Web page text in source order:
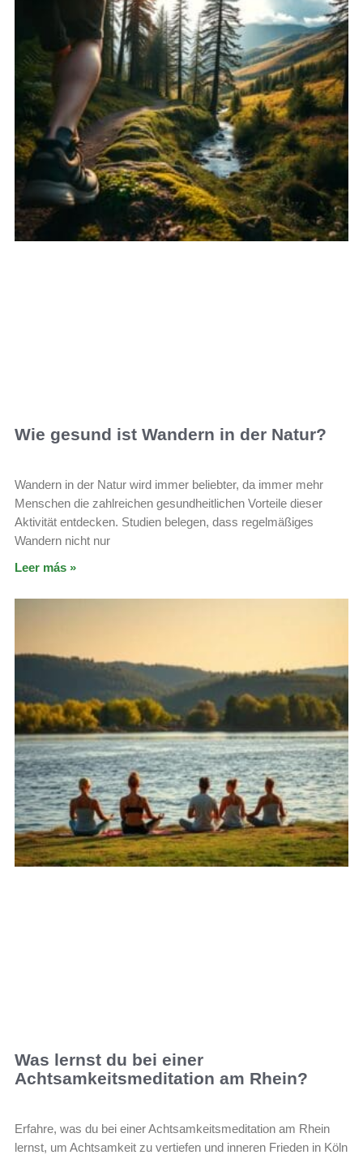
Wie gesund ist Wandern in der Natur?
Wandern in der Natur wird immer beliebter, da immer mehr
Menschen die zahlreichen gesundheitlichen Vorteile dieser
Aktivität entdecken. Studien belegen, dass regelmäßiges
Wandern nicht nur
Leer más »
Was lernst du bei einer
Achtsamkeitsmeditation am Rhein?
Erfahre, was du bei einer Achtsamkeitsmeditation am Rhein
lernst, um Achtsamkeit zu vertiefen und inneren Frieden in Köln